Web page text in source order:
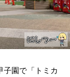
子園で「トミカ